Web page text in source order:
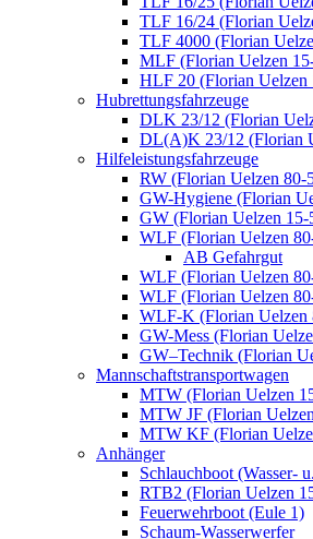
TLF 16/24 (Florian
TLF 4000 (Florian
MLF (Florian Uelzen
HLF 20 (Florian Uelzen
Hubrettungsfahrzeuge
DLK 23/12 (Florian
DL(A)K 23/12 (Florian
Hilfeleistungsfahrzeuge
RW (Florian Uelzen 80-
GW-Hygiene (Florian
GW (Florian Uelzen 15-
WLF (Florian Uelzen
AB Gefahrgut
WLF (Florian Uelzen
WLF (Florian Uelzen
WLF-K (Florian Uelzen
GW-Mess (Florian
GW–Technik (Florian
Mannschaftstransportwagen
MTW (Florian Uelzen
MTW JF (Florian
MTW KF (Florian
Anhänger
Schlauchboot (Wasser-
RTB2 (Florian Uelzen
Feuerwehrboot (Eule 1)
Schaum-Wasserwerfer